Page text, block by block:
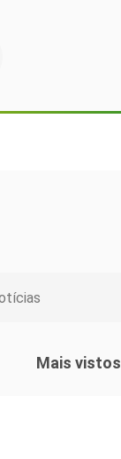
Mais vistos